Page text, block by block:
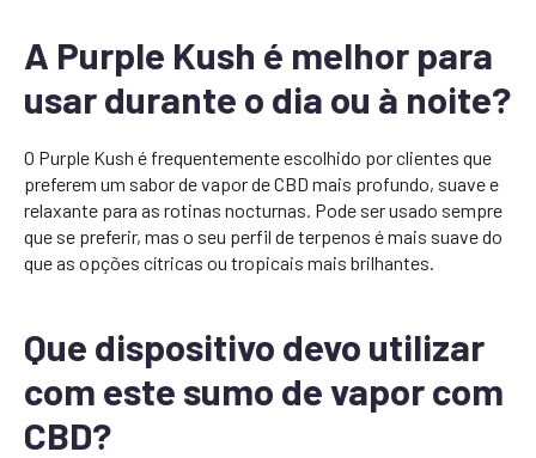
A Purple Kush é melhor para
usar durante o dia ou à noite?
O Purple Kush é frequentemente escolhido por clientes que
preferem um sabor de vapor de CBD mais profundo, suave e
relaxante para as rotinas nocturnas. Pode ser usado sempre
que se preferir, mas o seu perfil de terpenos é mais suave do
que as opções cítricas ou tropicais mais brilhantes.
Que dispositivo devo utilizar
com este sumo de vapor com
CBD?